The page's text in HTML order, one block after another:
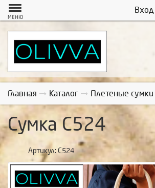
Вход
МЕНЮ
Главная Каталог Плетеные сумки
Сумка С524
Артикул: С524